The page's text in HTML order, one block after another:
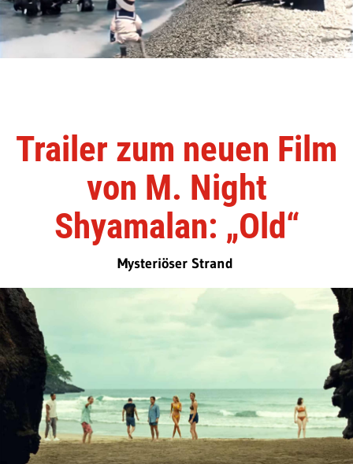
Trailer zum neuen Film
von M. Night
Shyamalan: „Old“
Mysteriöser Strand